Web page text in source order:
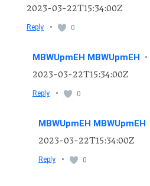
2023-03-22T15:34:00Z
Reply • 0
MBWUpmEH MBWUpmEH •
2023-03-22T15:34:00Z
Reply • 0
MBWUpmEH MBWUpmEH
2023-03-22T15:34:00Z
Reply • 0